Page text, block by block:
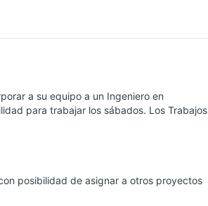
a su equipo a un Ingeniero en
para trabajar los sábados. Los Trabajos
posibilidad de asignar a otros proyectos